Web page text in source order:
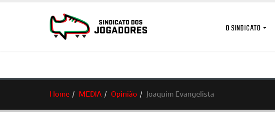
O SINDICATO
Home MEDIA Opinião Joaquim Evangelista